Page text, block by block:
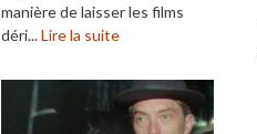
manière de laisser les films
déri...Lire la suite